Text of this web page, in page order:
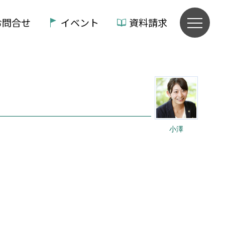
問合せ イベント 資料請求
小澤